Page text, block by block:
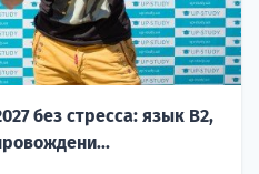
без стресса: язык B2,